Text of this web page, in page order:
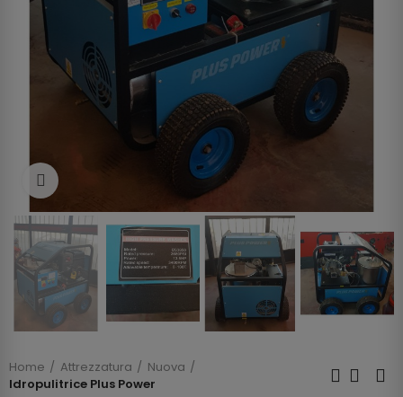
Home Attrezzatura
Nuova
Idropulitrice Plus Power